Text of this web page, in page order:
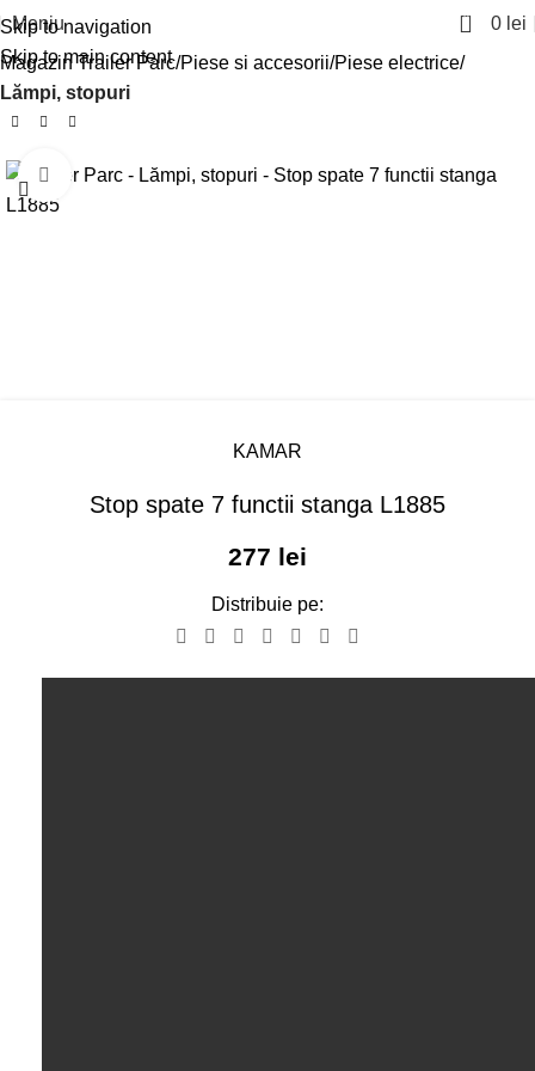
Skip to navigation
Skip to main content
Meniu 0 0 lei
Magazin Trailer Parc Piese si accesorii Piese electrice
Lămpi, stopuri
Click pentru a mari
KAMAR
Stop spate 7 functii stanga L1885
277 lei
Distribuie pe: